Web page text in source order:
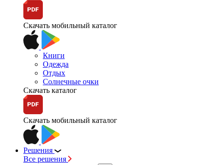
Скачать мобильный каталог
Книги
Одежда
Отдых
Солнечные очки
Скачать каталог
Скачать мобильный каталог
Решения
Все решения